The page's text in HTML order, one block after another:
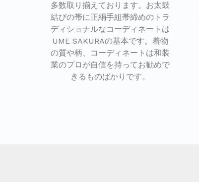
多数取り揃えております。お太鼓
結びの帯に正絹手組帯締めのトラ
ディショナルなコーディネートは
UME SAKURAの基本です。着物
の質や柄、コーディネートは和装
業のプロが自信を持ってお勧めで
きるものばかりです。